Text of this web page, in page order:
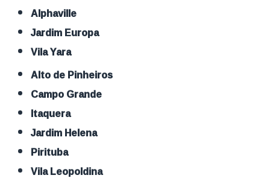
Alphaville
Jardim Europa
Vila Yara
Alto de Pinheiros
Campo Grande
Itaquera
Jardim Helena
Pirituba
Vila Leopoldina